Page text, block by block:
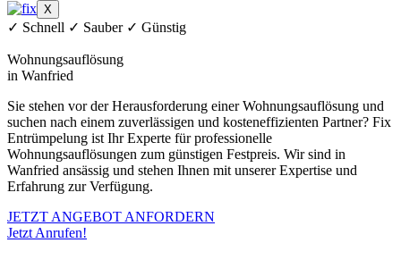
X
✓ Schnell ✓ Sauber ✓ Günstig
Wohnungsauflösung
in Wanfried
Sie stehen vor der Herausforderung einer Wohnungsauflösung und
suchen nach einem zuverlässigen und kosteneffizienten Partner? Fix
Entrümpelung ist Ihr Experte für professionelle
Wohnungsauflösungen zum günstigen Festpreis. Wir sind in
Wanfried ansässig und stehen Ihnen mit unserer Expertise und
Erfahrung zur Verfügung.
JETZT ANGEBOT ANFORDERN
Jetzt Anrufen!